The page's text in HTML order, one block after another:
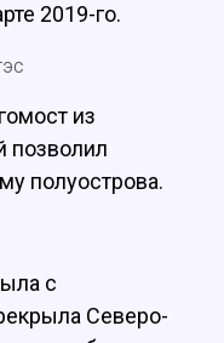
2019-го.
из
позволил
полуострова.
с
Северо-